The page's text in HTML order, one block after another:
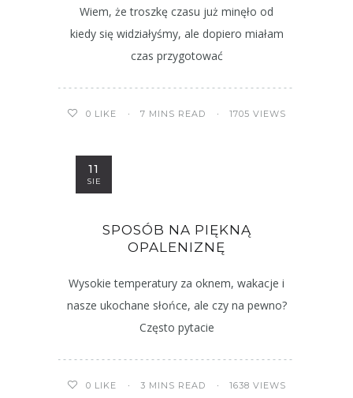
Wiem, że troszkę czasu już minęło od
kiedy się widziałyśmy, ale dopiero miałam
czas przygotować
0 LIKE 7 MINS READ 1705 VIEWS
11
SIE
SPOSÓB NA PIĘKNĄ
OPALENIZNĘ
Wysokie temperatury za oknem, wakacje i
nasze ukochane słońce, ale czy na pewno?
Często pytacie
0 LIKE 3 MINS READ 1638 VIEWS